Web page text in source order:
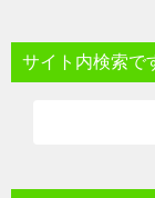
サイト内検索で